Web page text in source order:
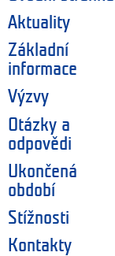
Aktuality
Základní
informace
Výzvy
Otázky a
odpovědi
Ukončená
období
Stížnosti
Kontakty